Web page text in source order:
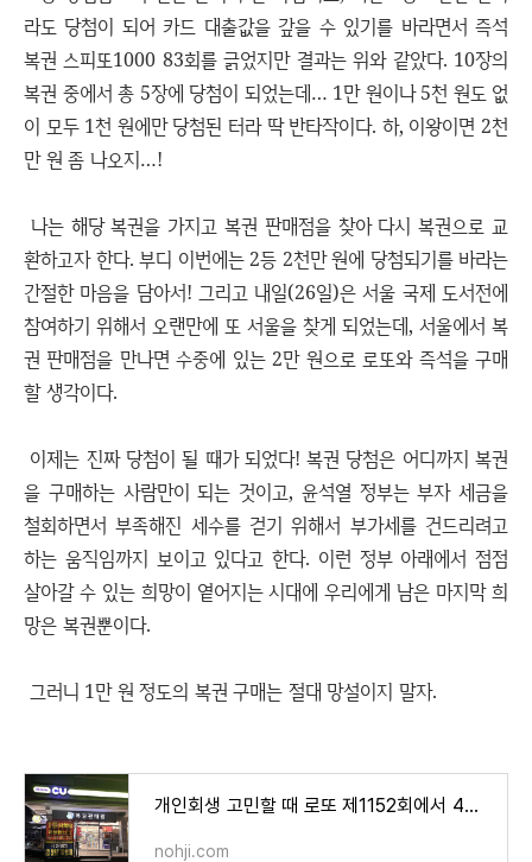
라도 당첨이 되어 카드 대출값을 갚을 수 있기를 바라면서 즉석
복권 스피또1000 83회를 긁었지만 결과는 위와 같았다. 10장의
복권 중에서 총 5장에 당첨이 되었는데… 1만 원이나 5천 원도 없
이 모두 1천 원에만 당첨된 터라 딱 반타작이다. 하, 이왕이면 2천
만 원 좀 나오지…!
나는 해당 복권을 가지고 복권 판매점을 찾아 다시 복권으로 교
환하고자 한다. 부디 이번에는 2등 2천만 원에 당첨되기를 바라는
간절한 마음을 담아서! 그리고 내일(26일)은 서울 국제 도서전에
참여하기 위해서 오랜만에 또 서울을 찾게 되었는데, 서울에서 복
권 판매점을 만나면 수중에 있는 2만 원으로 로또와 즉석을 구매
할 생각이다.
이제는 진짜 당첨이 될 때가 되었다! 복권 당첨은 어디까지 복권
을 구매하는 사람만이 되는 것이고, 윤석열 정부는 부자 세금을
철회하면서 부족해진 세수를 걷기 위해서 부가세를 건드리려고
하는 움직임까지 보이고 있다고 한다. 이런 정부 아래에서 점점
살아갈 수 있는 희망이 옅어지는 시대에 우리에게 남은 마지막 희
망은 복권뿐이다.
그러니 1만 원 정도의 복권 구매는 절대 망설이지 말자.
개인회생 고민할 때 로또 제1152회에서 4등에 당첨되다
nohji.com